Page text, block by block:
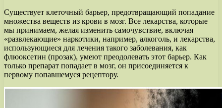
Существует клеточный барьер, предотвращающий попадание
множества веществ из крови в мозг. Все лекарства, которые
мы принимаем, желая изменить самочувствие, включая
«развлекающие» наркотики, например, алкоголь, и лекарства,
использующиеся для лечения такого заболевания, как
флюоксетин (прозак), умеют преодолевать этот барьер. Как
только препарат попадает в мозг, он присоединяется к
первому попавшемуся рецептору.